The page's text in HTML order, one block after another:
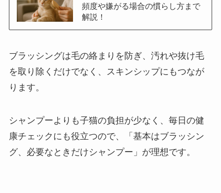
頻度や嫌がる場合の慣らし方まで
解説！
ブラッシングは毛の絡まりを防ぎ、汚れや抜け毛
を取り除くだけでなく、スキンシップにもつなが
ります。
シャンプーよりも子猫の負担が少なく、毎日の健
康チェックにも役立つので、「基本はブラッシン
グ、必要なときだけシャンプー」が理想です。